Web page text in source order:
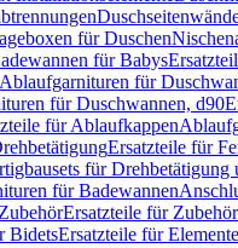
für Duschen
für Babys
für
für Duschwannen, d90
für Ablaufkappen
Ersatzteile für
für Drehbetätigung
für Badewannen
ZubehörErsatzteile für Zubehör
BidetsErsatzteile für